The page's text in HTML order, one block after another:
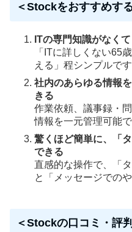
＜Stockをおすすめす
ITの専門知識がなく
「ITに詳しくない65
える」程シンプルです
社内のあらゆる情報
きる
作業依頼、議事録・
情報を一元管理可能で
驚くほど簡単に、「
できる
直感的な操作で、「
と「メッセージでの
＜Stockの口コミ・評